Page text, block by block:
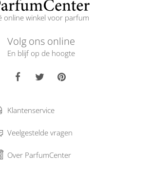
online winkel voor parfum
Volg ons online
En blijf op de hoogte
Klantenservice
Veelgestelde vragen
Over ParfumCenter